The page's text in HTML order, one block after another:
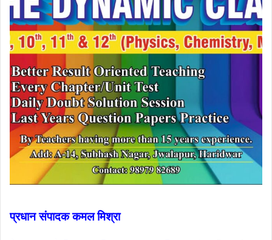
प्रधान संपादक कमल मिश्रा